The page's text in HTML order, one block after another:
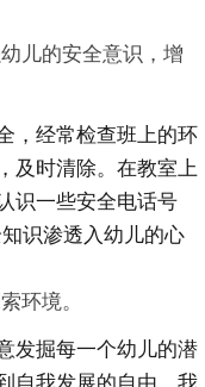
儿的安全意识，增
，经常检查班上的环
及时清除。在教室上
识一些安全电话号
识渗透入幼儿的心
环境。
发掘每一个幼儿的潜